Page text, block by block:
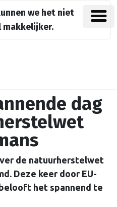
we het niet
makkelijker.
dag
de natuurherstelwet
Deze keer door EU-
het spannend te